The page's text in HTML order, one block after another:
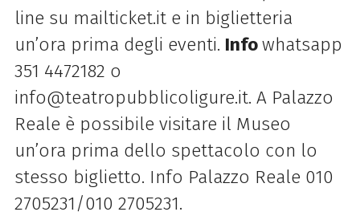
line su mailticket.it e in biglietteria
un’ora prima degli eventi. Infowhatsapp
351 4472182 o
info@teatropubblicoligure.it. A Palazzo
Reale è possibile visitare il Museo
un’ora prima dello spettacolo con lo
stesso biglietto. Info Palazzo Reale 010
2705231/010 2705231.